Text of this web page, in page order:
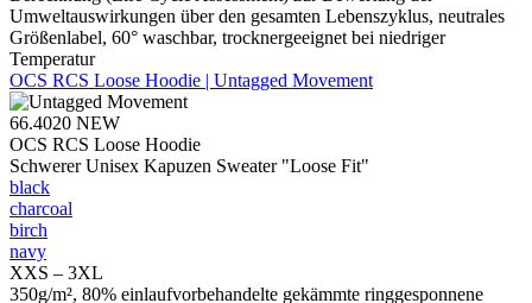
Umweltauswirkungen über den gesamten Lebenszyklus, neutrales
Größenlabel, 60° waschbar, trocknergeeignet bei niedriger
Temperatur
OCS RCS Loose Hoodie | Untagged Movement
66.4020 NEW
OCS RCS Loose Hoodie
Schwerer Unisex Kapuzen Sweater "Loose Fit"
black
charcoal
birch
navy
XXS – 3XL
350g/m², 80% einlaufvorbehandelte gekämmte ringgesponnene